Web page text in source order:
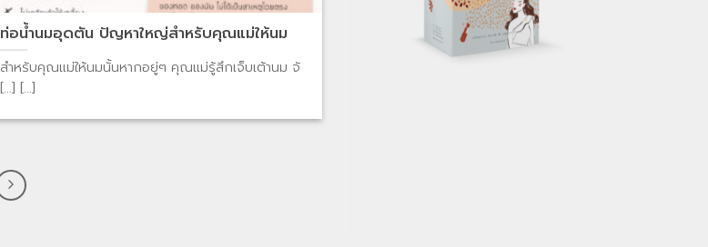
ท่อน้ำนมอุดตัน ปัญหาใหญ่สำหรับคุณแม่ให้นม
สำหรับคุณแม่ให้นมนั้นหากอยู่ๆ คุณแม่รู้สึกเจ็บเต้านม จั
[...] [...]